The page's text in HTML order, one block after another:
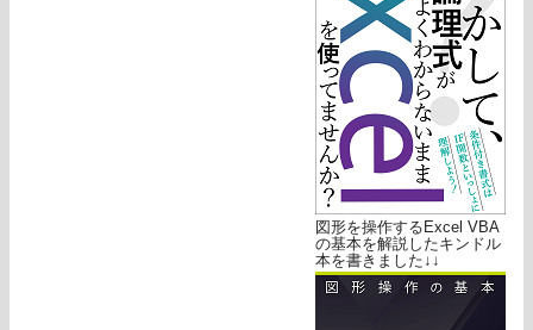
図形を操作するExcel VBA
の基本を解説したキンドル
本を書きました↓↓